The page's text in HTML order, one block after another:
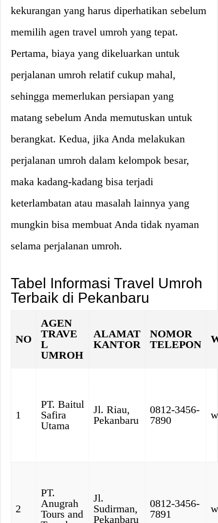
kekurangan yang harus diperhatikan sebelum
memilih agen travel umroh yang tepat.
Pertama, biaya yang dikeluarkan untuk
perjalanan umroh relatif cukup mahal,
sehingga memerlukan persiapan yang
matang sebelum Anda memutuskan untuk
berangkat. Kedua, jika Anda melakukan
perjalanan umroh dalam kelompok besar,
maka kadang-kadang bisa terjadi
keterlambatan atau masalah lainnya yang
mungkin bisa membuat Anda tidak nyaman
selama perjalanan umroh.
Tabel Informasi Travel Umroh
Terbaik di Pekanbaru
NO
AGEN
TRAVE
L
UMROH
ALAMAT
KANTOR
NOMOR
TELEPON
1
PT. Baitul
Safira
Utama
Jl. Riau,
Pekanbaru
0812-3456-
7890
2
PT.
Anugrah
Tours and
Jl.
Sudirman,
Pekanbaru
0812-3456-
7891